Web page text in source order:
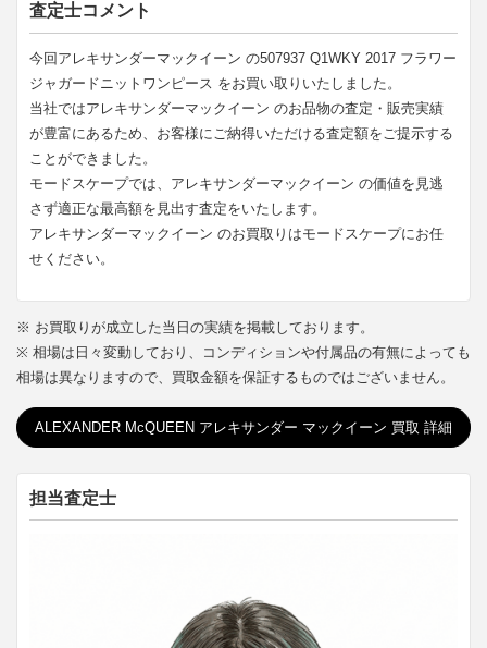
査定士コメント
今回アレキサンダーマックイーン の507937 Q1WKY 2017 フラワー
ジャガードニットワンピース をお買い取りいたしました。
当社ではアレキサンダーマックイーン のお品物の査定・販売実績
が豊富にあるため、お客様にご納得いただける査定額をご提示する
ことができました。
モードスケープでは、アレキサンダーマックイーン の価値を見逃
さず適正な最高額を見出す査定をいたします。
アレキサンダーマックイーン のお買取りはモードスケープにお任
せください。
※ お買取りが成立した当日の実績を掲載しております。
※ 相場は日々変動しており、コンディションや付属品の有無によっても
相場は異なりますので、買取金額を保証するものではございません。
ALEXANDER McQUEEN アレキサンダー マックイーン 買取 詳細
担当査定士